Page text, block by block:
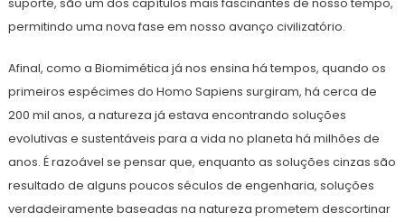
permitindo uma nova fase em nosso avanço civilizatório.
Afinal, como a Biomimética já nos ensina há tempos, quando os
primeiros espécimes do Homo Sapiens surgiram, há cerca de
200 mil anos, a natureza já estava encontrando soluções
evolutivas e sustentáveis para a vida no planeta há milhões de
anos. É razoável se pensar que, enquanto as soluções cinzas são
resultado de alguns poucos séculos de engenharia, soluções
verdadeiramente baseadas na natureza prometem descortinar